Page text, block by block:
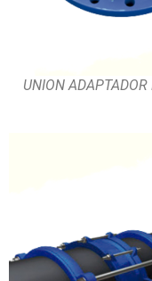
UNION